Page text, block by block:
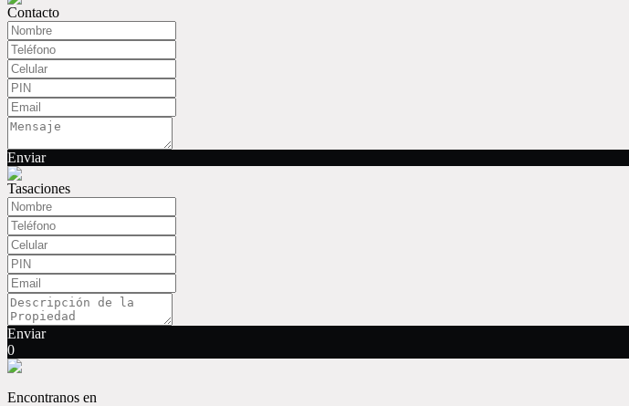
Contacto
Enviar
Tasaciones
Enviar
0
Encontranos en